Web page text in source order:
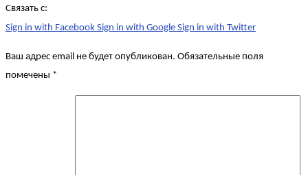
Связать с:
Sign in with Facebook Sign in with Google Sign in with Twitter
Ваш адрес email не будет опубликован. Обязательные поля
помечены *